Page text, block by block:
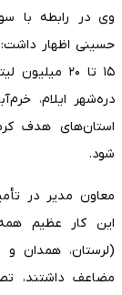
وی در رابطه با
حسینی اظهار داشت:
۱۵ تا ۲۰
دره‌شهر ایلام،
استان‌های هدف
شود.
معاون مدیر در
این کار عظیم
(لرستان، همدان
مضاعف داشتند،